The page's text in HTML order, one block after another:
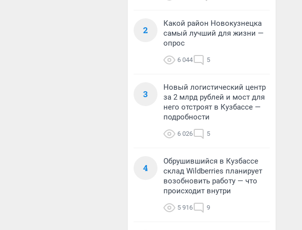
2
Какой район Новокузнецка
самый лучший для жизни —
опрос
6 044 5
3
Новый логистический центр
за 2 млрд рублей и мост для
него отстроят в Кузбассе —
подробности
6 026 5
4
Обрушившийся в Кузбассе
склад Wildberries планирует
возобновить работу — что
происходит внутри
5 916 9